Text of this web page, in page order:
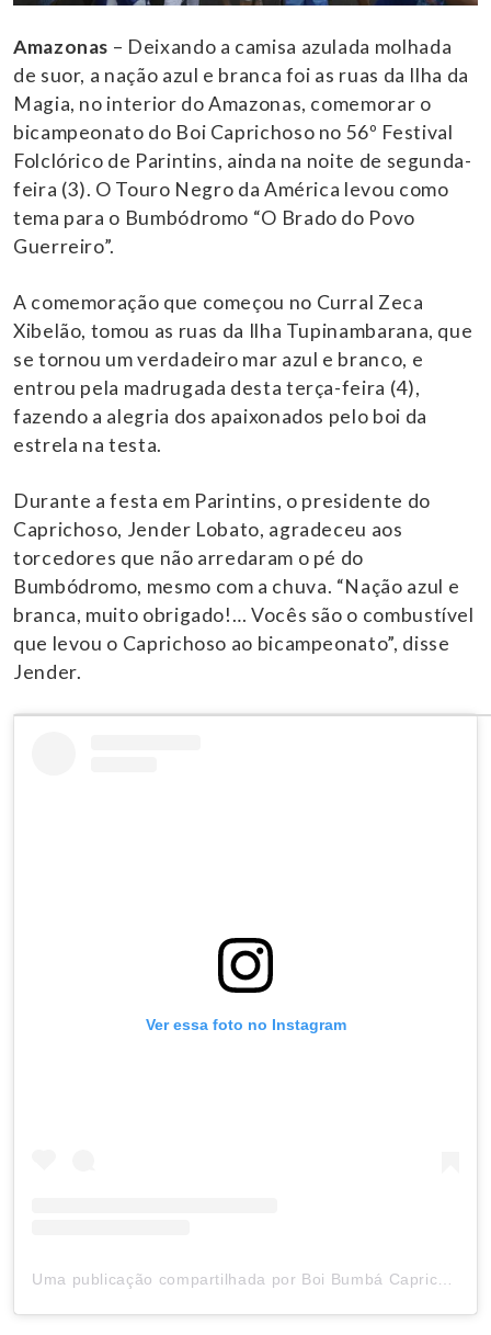
Amazonas – Deixando a camisa azulada molhada
de suor, a nação azul e branca foi as ruas da Ilha da
Magia, no interior do Amazonas, comemorar o
bicampeonato do Boi Caprichoso no 56º Festival
Folclórico de Parintins, ainda na noite de segunda-
feira (3). O Touro Negro da América levou como
tema para o Bumbódromo “O Brado do Povo
Guerreiro”.
A comemoração que começou no Curral Zeca
Xibelão, tomou as ruas da Ilha Tupinambarana, que
se tornou um verdadeiro mar azul e branco, e
entrou pela madrugada desta terça-feira (4),
fazendo a alegria dos apaixonados pelo boi da
estrela na testa.
Durante a festa em Parintins, o presidente do
Caprichoso, Jender Lobato, agradeceu aos
torcedores que não arredaram o pé do
Bumbódromo, mesmo com a chuva. “Nação azul e
branca, muito obrigado!… Vocês são o combustível
que levou o Caprichoso ao bicampeonato”, disse
Jender.
Ver essa foto no Instagram
Uma publicação compartilhada por Boi Bumbá Caprichoso (@boicaprichoso)